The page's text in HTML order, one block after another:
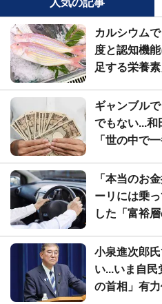
カルシウム
度と認知機
足する栄養
ギャンブル
でもない...和
「世の中で
「本当のお
ーリには乗
した「富裕
小泉進次郎
い...いま自民
の首相」有